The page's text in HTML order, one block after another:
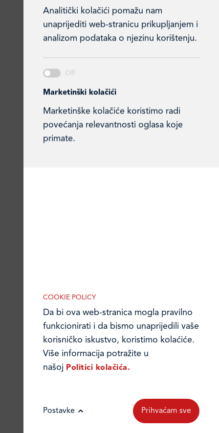
Sorbet
COOKIE POLICY
Da bi ova web-stranica mogla pravilno
funkcionirati i da bismo unaprijedili vaše
korisničko iskustvo, koristimo kolaćiće.
Više informacija potražite u
našoj Politici kolačića.
Analitički kolačići pomažu nam
unaprijediti web-stranicu prikupljanjem i
analizom podataka o njezinu korištenju.
Marketinški kolačići
Marketinške kolačiće koristimo radi
povećanja relevantnosti oglasa koje
primate.
Postavke Prihvaćam sve